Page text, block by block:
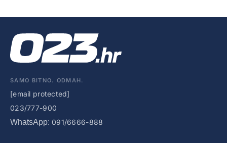
SAMO BITNO. ODMAH.
[email protected]
023/777-900
WhatsApp: 091/6666-888